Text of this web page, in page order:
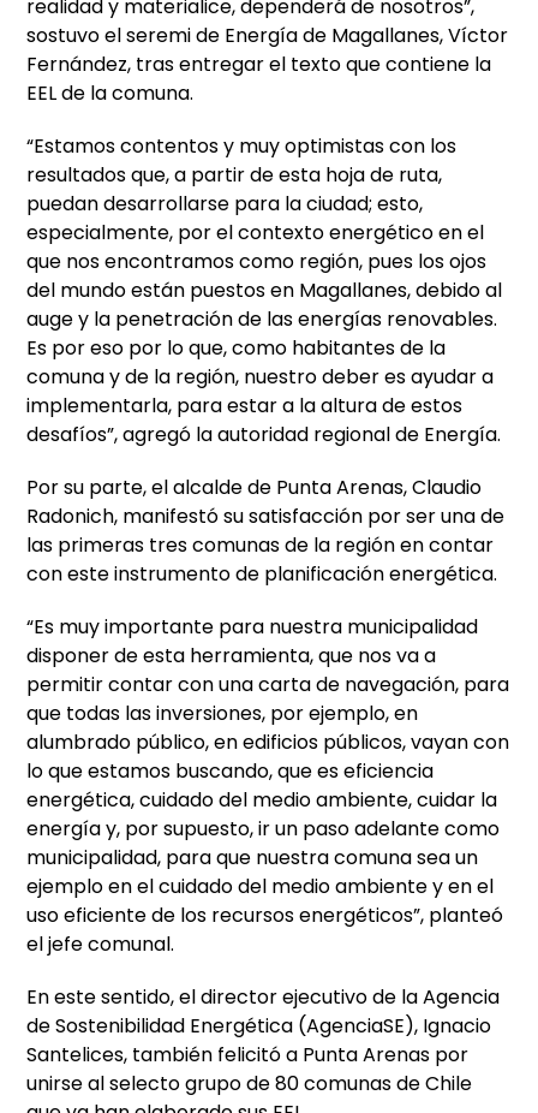
realidad y materialice, dependerá de nosotros”,
sostuvo el seremi de Energía de Magallanes, Víctor
Fernández, tras entregar el texto que contiene la
EEL de la comuna.
“Estamos contentos y muy optimistas con los
resultados que, a partir de esta hoja de ruta,
puedan desarrollarse para la ciudad; esto,
especialmente, por el contexto energético en el
que nos encontramos como región, pues los ojos
del mundo están puestos en Magallanes, debido al
auge y la penetración de las energías renovables.
Es por eso por lo que, como habitantes de la
comuna y de la región, nuestro deber es ayudar a
implementarla, para estar a la altura de estos
desafíos”, agregó la autoridad regional de Energía.
Por su parte, el alcalde de Punta Arenas, Claudio
Radonich, manifestó su satisfacción por ser una de
las primeras tres comunas de la región en contar
con este instrumento de planificación energética.
“Es muy importante para nuestra municipalidad
disponer de esta herramienta, que nos va a
permitir contar con una carta de navegación, para
que todas las inversiones, por ejemplo, en
alumbrado público, en edificios públicos, vayan con
lo que estamos buscando, que es eficiencia
energética, cuidado del medio ambiente, cuidar la
energía y, por supuesto, ir un paso adelante como
municipalidad, para que nuestra comuna sea un
ejemplo en el cuidado del medio ambiente y en el
uso eficiente de los recursos energéticos”, planteó
el jefe comunal.
En este sentido, el director ejecutivo de la Agencia
de Sostenibilidad Energética (AgenciaSE), Ignacio
Santelices, también felicitó a Punta Arenas por
unirse al selecto grupo de 80 comunas de Chile